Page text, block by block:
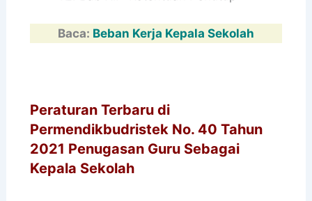
Baca: Beban Kerja Kepala Sekolah
Peraturan Terbaru di
Permendikbudristek No. 40 Tahun
2021 Penugasan Guru Sebagai
Kepala Sekolah